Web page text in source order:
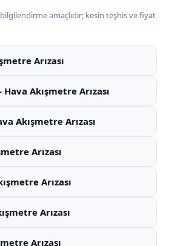
amaçlıdır; kesin teşhis ve fiyat
Arızası
Akışmetre Arızası
Akışmetre Arızası
Arızası
Arızası
Arızası
Arızası